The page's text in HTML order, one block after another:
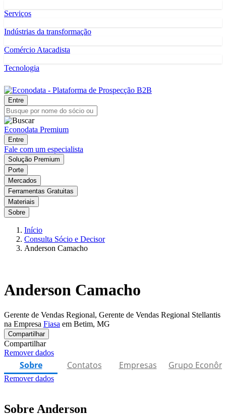
Serviços
Indústrias da transformação
Comércio Atacadista
Tecnologia
Entre
Econodata Premium
Entre
Fale com um especialista
Solução Premium
Porte
Mercados
Ferramentas Gratuitas
Materiais
Sobre
Início
Consulta Sócio e Decisor
Anderson Camacho
Anderson Camacho
Gerente de Vendas Regional, Gerente de Vendas Regional Stellantis
na Empresa Fiasa em Betim, MG
Compartilhar
Compartilhar
Remover dados
Sobre Contatos Empresas Grupo
Remover dados
Sobre Anderson